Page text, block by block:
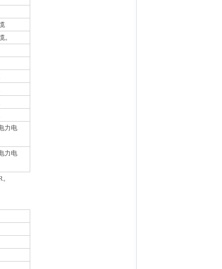
。
力电
力电